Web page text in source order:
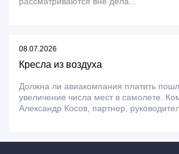
08.07.2026
Кресла из воздуха
Должна ли авиакомпания платить
увеличение числа мест в самолете.
Александр Косов, партнер,